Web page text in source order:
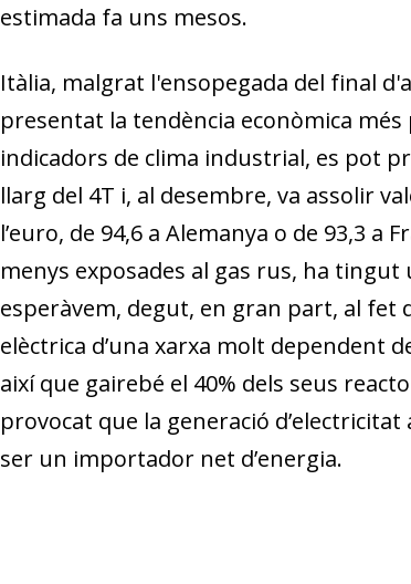
estimada fa uns mesos.
Itàlia, malgrat l'ensopegada del final
presentat la tendència econòmica
indicadors de clima industrial, es pot
llarg del 4T i, al desembre, va assolir
l’euro, de 94,6 a Alemanya o de 93,3 a
menys exposades al gas rus, ha
esperàvem, degut, en gran part, al fet
elèctrica d’una xarxa molt dependent
així que gairebé el 40% dels seus
provocat que la generació
ser un importador net d’energia.